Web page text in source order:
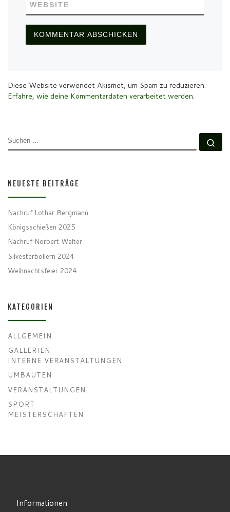
WEBSITE
Diese Website verwendet Akismet, um Spam zu reduzieren.
Erfahre, wie deine Kommentardaten verarbeitet werden.
SUCHE
NEUESTE BEITRÄGE
Nachruf Lothar Bergmann
Königsschießen 2025
Nachruf Norbert Walter
Silvesterböllern 2024
Weihnachtsfeier 2024
KATEGORIEN
ALLGEMEIN
GALLERIEN
INTERNE VERANSTALTUNGEN
UMBAUTEN
VERANSTALTUNGEN
SPORT
MEISTERSCHAFTEN
Informationen